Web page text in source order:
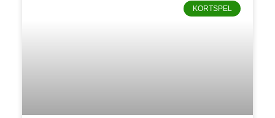
KORTSPEL